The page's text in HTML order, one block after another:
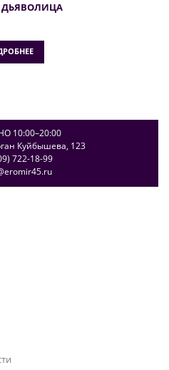
10:00–20:00
Куйбышева, 123
722-18-99